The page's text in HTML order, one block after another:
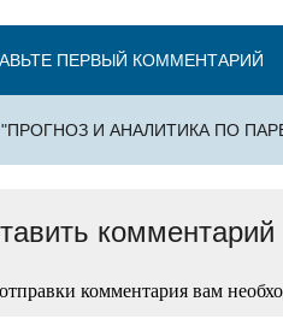
ПЕРВЫЙ КОММЕНТАРИЙ
И АНАЛИТИКА ПО
комментарий
комментария вам